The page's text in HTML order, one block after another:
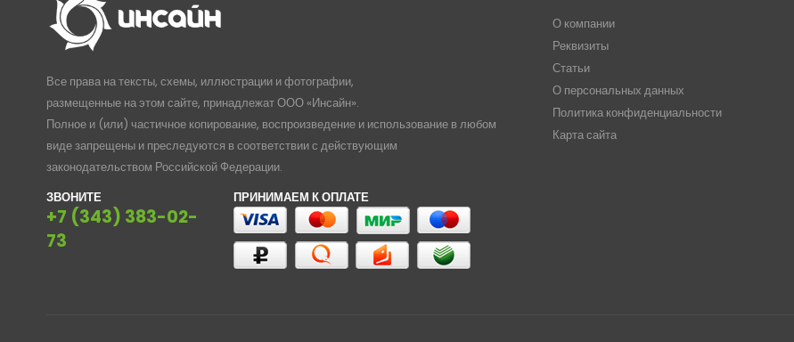
Все права на тексты, схемы, иллюстрации и фотографии,
размещенные на этом сайте, принадлежат ООО «Инсайн».
Полное и (или) частичное копирование, воспроизведение и использование в любом
виде запрещены и преследуются в соответствии с действующим
законодательством Российской Федерации.
ЗВОНИТЕ
+7 (343) 383-02-
73
ПРИНИМАЕМ К ОПЛАТЕ
О компании
Реквизиты
Статьи
О персональных данных
Политика конфиденциальности
Карта сайта